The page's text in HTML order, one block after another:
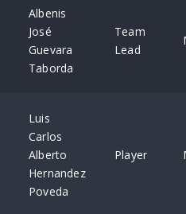
Albenis
José
Guevara
Taborda
Team
Lead
Luis
Carlos
Alberto
Hernandez
Poveda
Player